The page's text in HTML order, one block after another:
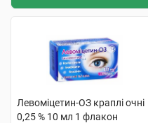
Левоміцетин-ОЗ краплі очні
0,25 % 10 мл 1 флакон